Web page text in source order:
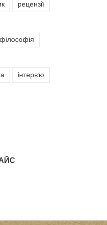
рецензії
філософія
інтерв'ю